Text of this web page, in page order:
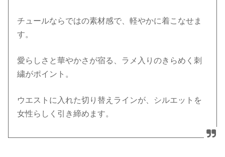
チュールならではの素材感で、軽やかに着こなせま
す。
愛らしさと華やかさが宿る、ラメ入りのきらめく刺
繍がポイント。
ウエストに入れた切り替えラインが、シルエットを
女性らしく引き締めます。